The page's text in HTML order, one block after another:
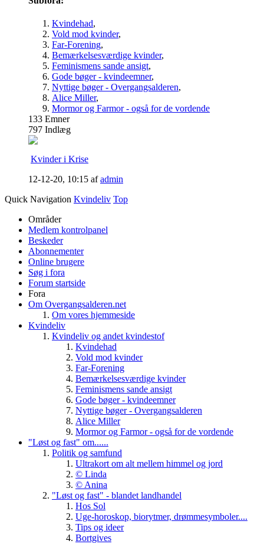
Kvindehad,
Vold mod kvinder,
Far-Forening,
Bemærkelsesværdige kvinder,
Feminismens sande ansigt,
Gode bøger - kvindeemner,
Nyttige bøger - Overgangsalderen,
Alice Miller,
Mormor og Farmor - også for de vordende
133 Emner
797 Indlæg
Kvinder i Krise
12-12-20, 10:15 afadmin
Quick Navigation Kvindeliv Top
Områder
Medlem kontrolpanel
Beskeder
Abonnementer
Online brugere
Søg i fora
Forum startside
Fora
Om Overgangsalderen.net
Om vores hjemmeside
Kvindeliv
Kvindeliv og andet kvindestof
Kvindehad
Vold mod kvinder
Far-Forening
Bemærkelsesværdige kvinder
Feminismens sande ansigt
Gode bøger - kvindeemner
Nyttige bøger - Overgangsalderen
Alice Miller
Mormor og Farmor - også for de vordende
"Løst og fast" om......
Politik og samfund
Ultrakort om alt mellem himmel og jord
© Linda
© Anina
"Løst og fast" - blandet landhandel
Hos Sol
Uge-horoskop, biorytmer, drømmesymboler....
Tips og ideer
Bortgives